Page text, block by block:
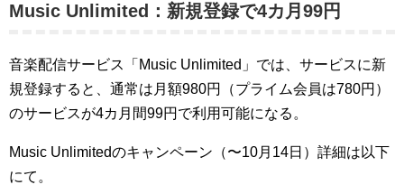
Music Unlimited：新規登録で4カ月99円
音楽配信サービス「Music Unlimited」では、サービスに新
規登録すると、通常は月額980円（プライム会員は780円）
のサービスが4カ月間99円で利用可能になる。
Music Unlimitedのキャンペーン（〜10月14日）詳細は以下
にて。